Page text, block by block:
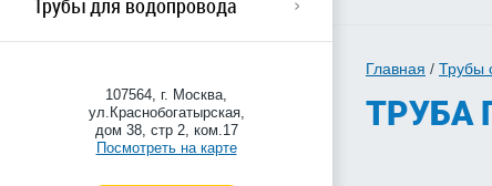
Трубы для водопровода
107564, г. Москва,
ул.Краснобогатырская,
дом 38, стр 2, ком.17
Посмотреть на карте
Главная / Трубы
ТРУБА